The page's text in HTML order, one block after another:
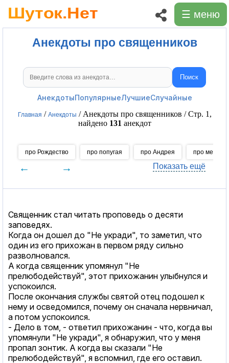
☰ меню
Анекдоты про священников
Поиск анекдотов Поиск
АнекдотыПопулярныеЛучшиеСлучайные
Главная / Анекдоты / Анекдоты про священников / Стр. 1,
найдено 131 анекдот
про Рождество про попугая про Андрея про
← → Показать ещё
Священник стал читать проповедь о десяти
заповедях.
Когда он дошел до "Не укради", то заметил, что
один из его прихожан в первом ряду сильно
разволновался.
А когда священник упомянул "Не
прелюбодействуй", этот прихожанин улыбнулся и
успокоился.
После окончания службы святой отец подошел к
нему и осведомился, почему он сначала нервничал,
а потом успокоился.
- Дело в том, - ответил прихожанин - что, когда вы
упомянули "Не укради", я обнаружил, что у меня
пропал зонтик. А когда вы сказали "Не
прелюбодействуй", я вспомнил, где его оставил.